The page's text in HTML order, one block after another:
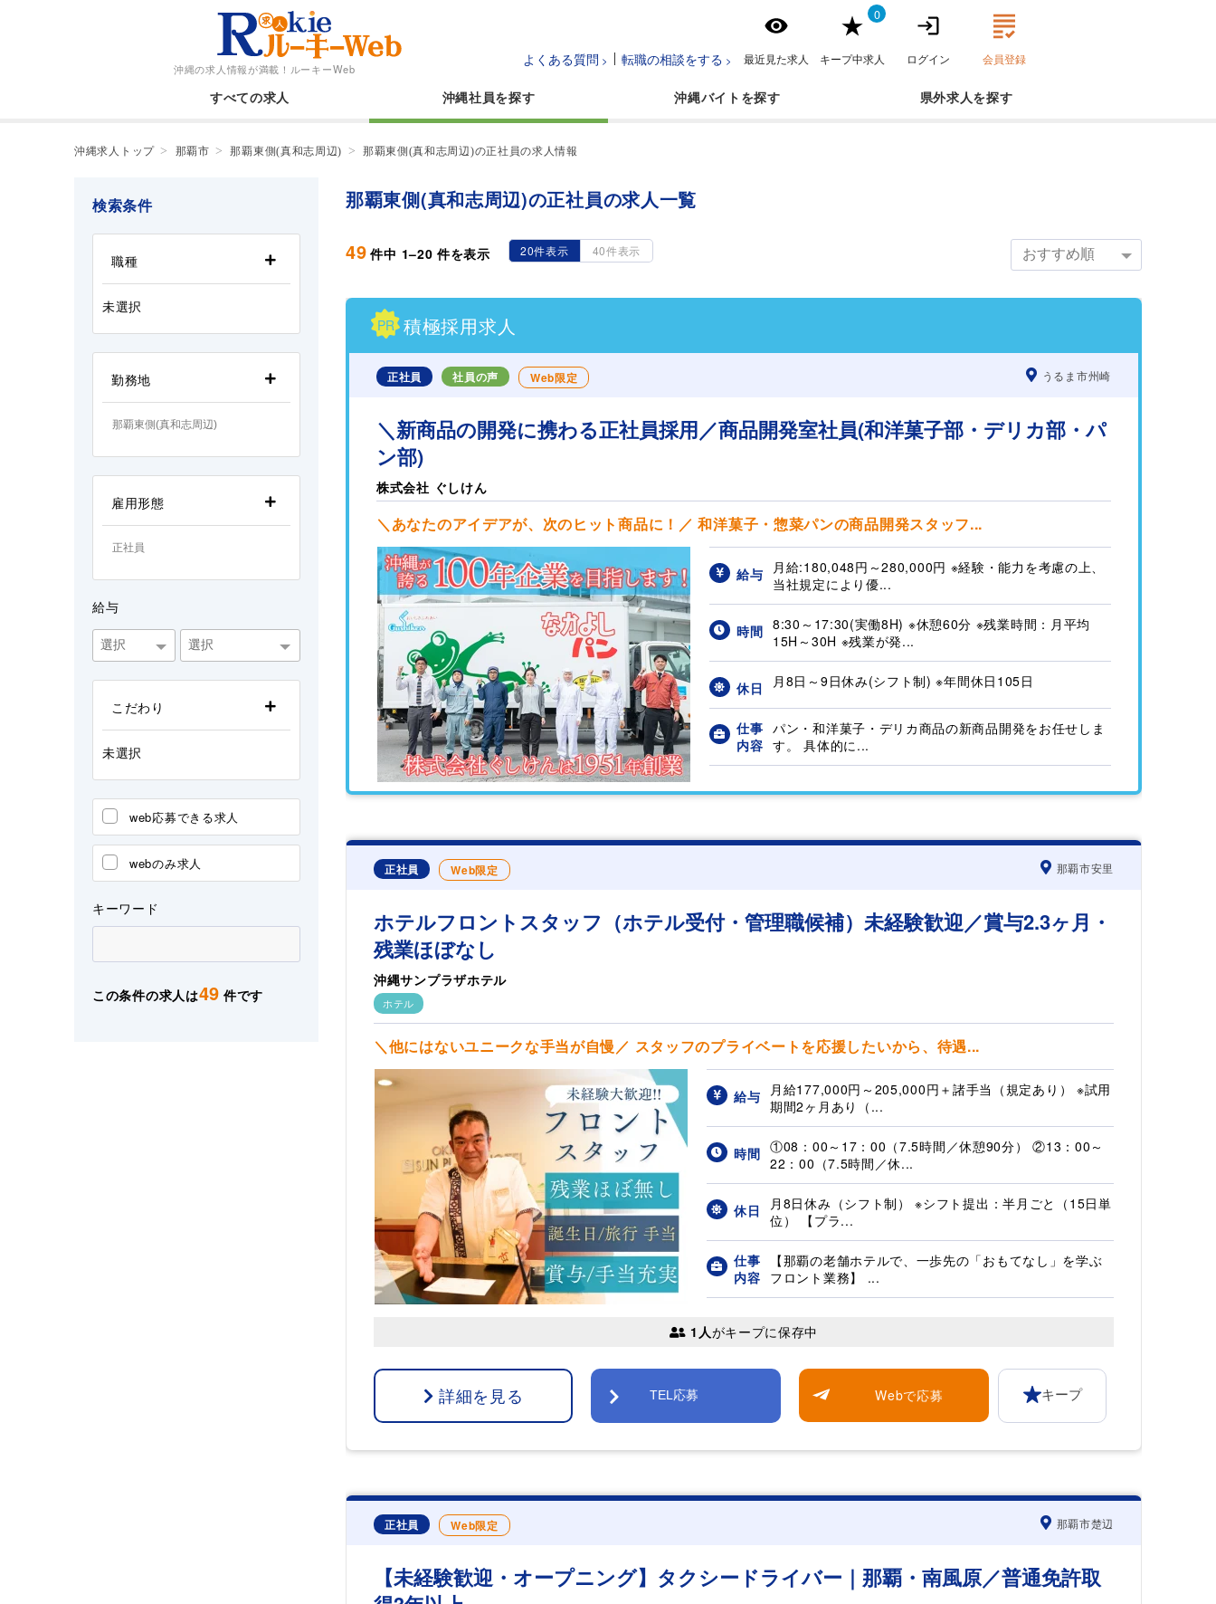
沖縄の求人情報が満載！ ルーキーWeb
よくある質問 転職の相談をする 最近見た求人
0
キープ中求人 ログイン 会員登録
すべての求人 沖縄社員 沖縄バイト 県外求人
沖縄求人トップ 那覇市 那覇東側(真和志周辺) 那覇東側(真和志周辺)の正社員の求人情報
検索条件
職種
未選択
勤務地
那覇東側(真和志周辺)
雇用形態
正社員
給与
こだわり
未選択
web応募できる求人
webのみ求人
キーワード
この条件の求人は49 件です
那覇東側(真和志周辺)の正社員の求人一覧
49 件中 1–20 件を表示 20件表示 40件表示
PR 積極採用求人
正社員 社員の声 Web限定 うるま市州崎
＼新商品の開発に携わる正社員採用／商品開発室社員(和洋菓子部・デリカ部・パ
ン部)
株式会社 ぐしけん
＼あなたのアイデアが、次のヒット商品に！／ 和洋菓子・惣菜パンの商品開発スタッフ...
給与
月給:180,048円～280,000円 ※経験・能力を考慮の上、
当社規定により優...
時間 8:30～17:30(実働8H) ※休憩60分 ※残業時間：月平均
15H～30H ※残業が発...
休日 月8日～9日休み(シフト制) ※年間休日105日
仕事
内容
パン・和洋菓子・デリカ商品の新商品開発をお任せしま
す。 具体的に...
正社員 Web限定 那覇市安里
ホテルフロントスタッフ（ホテル受付・管理職候補）未経験歓迎／賞与2.3ヶ月・
残業ほぼなし
沖縄サンプラザホテル
ホテル
＼他にはないユニークな手当が自慢／ スタッフのプライベートを応援したいから、待遇...
給与
月給177,000円～205,000円＋諸手当（規定あり） ※試用
期間2ヶ月あり（...
時間 ①08：00～17：00（7.5時間／休憩90分） ②13：00～
22：00（7.5時間／休...
休日
月8日休み（シフト制） ※シフト提出：半月ごと（15日単
位） 【プラ...
仕事
内容
【那覇の老舗ホテルで、一歩先の「おもてなし」を学ぶ
フロント業務】 ...
1人がキープに保存中
詳細を見る TEL応募 Webで応募 キープ
正社員 Web限定 那覇市楚辺
【未経験歓迎・オープニング】タクシードライバー｜那覇・南風原／普通免許取